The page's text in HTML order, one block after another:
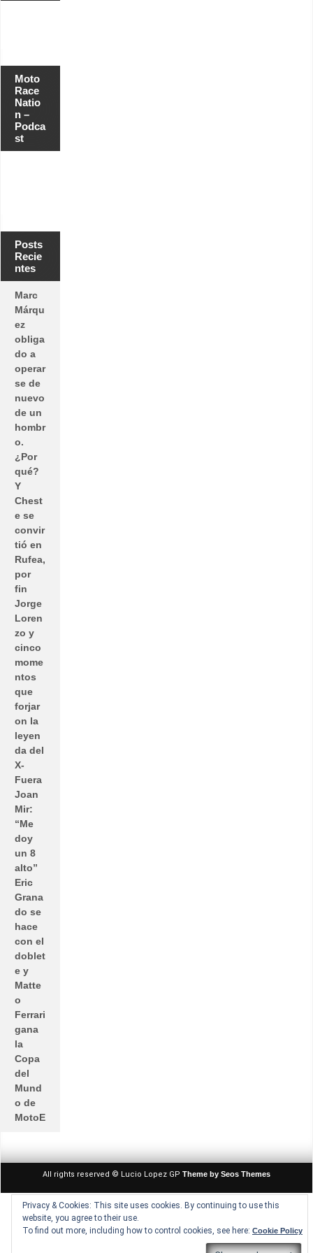
Privacy & Cookies: This site uses cookies. By continuing to use this
website, you agree to their use.
To find out more, including how to control cookies, see here: Cookie Policy
Moto
Race
Natio
n –
Podca
st
Posts
Recie
ntes
Marc
Márqu
ez
obliga
do a
operar
se de
nuevo
de un
hombr
o.
¿Por
qué?
Y
Chest
e se
convir
tió en
Rufea,
por
fin
Jorge
Loren
zo y
cinco
mome
ntos
que
forjar
on la
leyen
da del
X-
Fuera
Joan
Mir:
“Me
doy
un 8
alto”
Eric
Grana
do se
hace
con el
doblet
e y
Matte
o
Ferrari
gana
la
Copa
del
Mund
o de
MotoE
All rights reserved © Lucio Lopez GP Theme by Seos Themes